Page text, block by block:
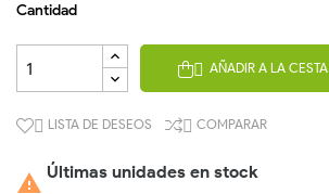
Cantidad
 AÑADIR A LA CESTA
 LISTA DE DESEOS  COMPARAR
 Últimas unidades en stock